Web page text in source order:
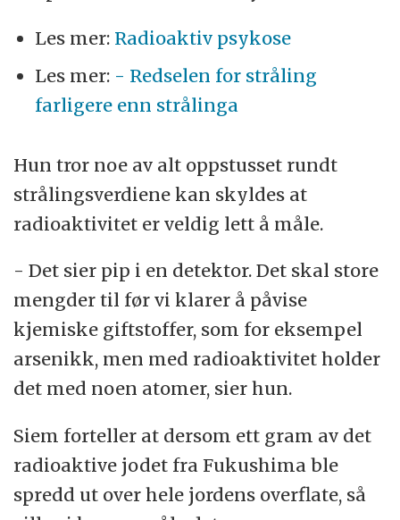
Les mer: Radioaktiv psykose
Les mer: - Redselen for stråling
farligere enn strålinga
Hun tror noe av alt oppstusset rundt
strålingsverdiene kan skyldes at
radioaktivitet er veldig lett å måle.
- Det sier pip i en detektor. Det skal store
mengder til før vi klarer å påvise
kjemiske giftstoffer, som for eksempel
arsenikk, men med radioaktivitet holder
det med noen atomer, sier hun.
Siem forteller at dersom ett gram av det
radioaktive jodet fra Fukushima ble
spredd ut over hele jordens overflate, så